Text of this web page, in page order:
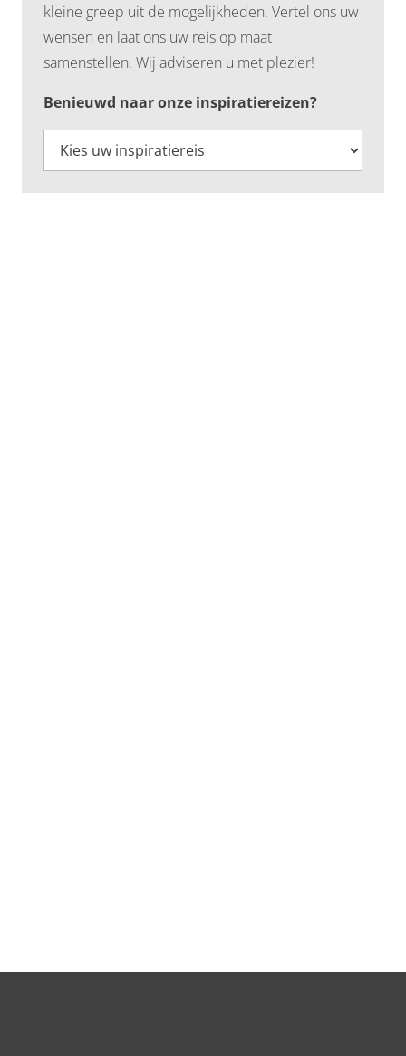
kleine greep uit de mogelijkheden. Vertel ons uw
wensen en laat ons uw reis op maat
samenstellen. Wij adviseren u met plezier!
Benieuwd naar onze inspiratiereizen?